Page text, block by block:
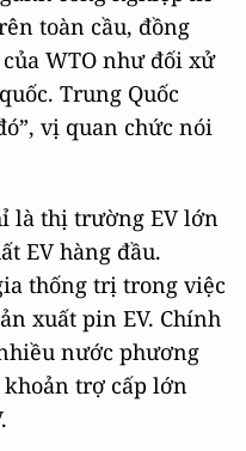
toàn cầu, đồng
WTO như đối xử
Trung Quốc
vị quan chức nói
là thị trường EV lớn
EV hàng đầu.
thống trị trong việc
xuất pin EV. Chính
nước phương
khoản trợ cấp lớn